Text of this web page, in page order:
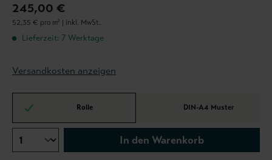
245,00 €
52,35 € pro m² | inkl. MwSt.
Lieferzeit: 7 Werktage
Versandkosten anzeigen
Rolle DIN-A4 Muster
In den Warenkorb